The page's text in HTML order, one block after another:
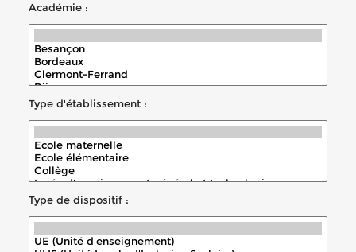
Académie :
Type d'établissement :
Type de dispositif :